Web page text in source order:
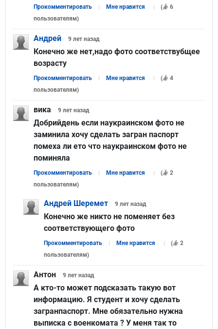
Прокомментировать Мне нравится (
6
пользователям)
Андрей 9 лет назад
Конечно же нет,надо фото соответствубщее
возрасту
Прокомментировать Мне нравится (
4
пользователям)
вика 9 лет назад
Добрийдень если наукраинском фото не
заминила хочу сделать загран паспорт
помеха ли ето что наукраинском фото не
поминяла
Прокомментировать Мне нравится (
2
пользователям)
Андрей Шеремет 9 лет назад
Конечно же никто не поменяет без
соответствующего фото
Прокомментировать Мне нравится (
2
пользователям)
Антон 9 лет назад
А кто-то может подсказать такую вот
информацию. Я студент и хочу сделать
загранпаспорт. Мне обязательно нужна
выписка с военкомата ? У меня так то